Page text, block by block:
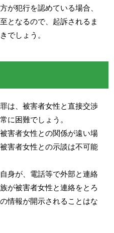
が犯行を認めている場合、
となるので、起訴されるま
でしょう。
は、被害者女性と直接交渉
に困難でしょう。
害者女性との関係が遠い場
害者女性との示談は不可能
身が、電話等で外部と連絡
が被害者女性と連絡をとろ
情報が開示されることはな